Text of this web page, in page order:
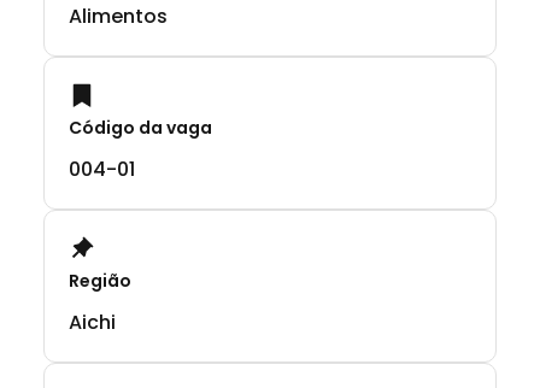
Alimentos
Código da vaga
004-01
Região
Aichi